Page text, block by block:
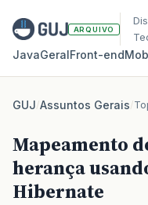
ARQUIVO
JavaGeralFront‑end
GUJ/Assuntos Gerais/
Mapeamento
herança
Hibernate